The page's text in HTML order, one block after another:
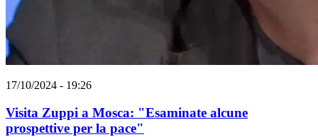
17/10/2024 - 19:26
Visita Zuppi a Mosca: "Esaminate alcune
prospettive per la pace"